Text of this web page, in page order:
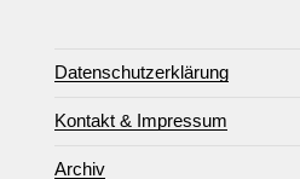
Datenschutzerklärung
Kontakt & Impressum
Archiv